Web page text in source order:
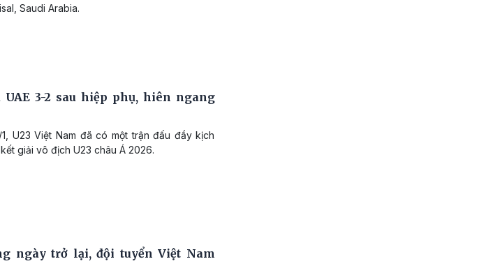
Saudi Arabia.
UAE 3-2 sau hiệp phụ, hiên ngang
U23 Việt Nam đã có một trận đấu đầy kịch
giải vô địch U23 châu Á 2026.
ngày trở lại, đội tuyển Việt Nam